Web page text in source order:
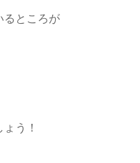
るところが
う！